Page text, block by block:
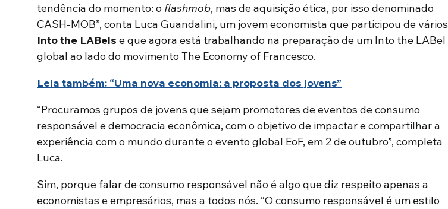
tendência do momento: o flashmob, mas de aquisição ética, por isso denominado
CASH-MOB”, conta Luca Guandalini, um jovem economista que participou de vários
Into the LABels e que agora está trabalhando na preparação de um Into the LABel
global ao lado do movimento The Economy of Francesco.
Leia também: “Uma nova economia: a proposta dos jovens”
“Procuramos grupos de jovens que sejam promotores de eventos de consumo
responsável e democracia econômica, com o objetivo de impactar e compartilhar a
experiência com o mundo durante o evento global EoF, em 2 de outubro”, completa
Luca.
Sim, porque falar de consumo responsável não é algo que diz respeito apenas a
economistas e empresários, mas a todos nós. “O consumo responsável é um estilo